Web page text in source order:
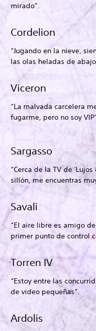
mirado”.
Cordelion
“Jugando en la nieve,
las olas heladas de
Viceron
“La malvada carcelera
fugarme, pero no soy
Sargasso
“Cerca de la TV de
sillón, me encuentras
Savali
“El aire libre es amigo
primer punto de control
Torren IV
“Estoy entre las
de video pequeñas”.
Ardolis